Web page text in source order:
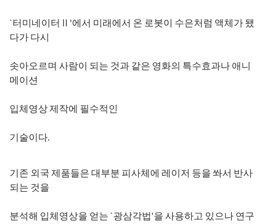
`터미네이터Ⅱ'에서 미래에서 온 로봇이 수은처럼 액체가 됐
다가 다시
솟아오르며 사람이 되는 것과 같은 영화의 특수효과나 애니
메이션
입체영상 제작에 필수적인
기술이다.
기존 외국 제품들은 대부분 피사체에 레이저 등을 쏴서 반사
되는 것을
분석해 입체영상을 얻는 `광삼각법'을 사용하고 있으나 연구